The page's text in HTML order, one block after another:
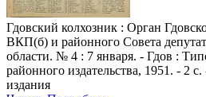
Гдовский колхозник : Орган
ВКП(б) и районного Совета
области. № 4 : 7 января. - Гдов :
районного издательства, 1951. - 2
издания